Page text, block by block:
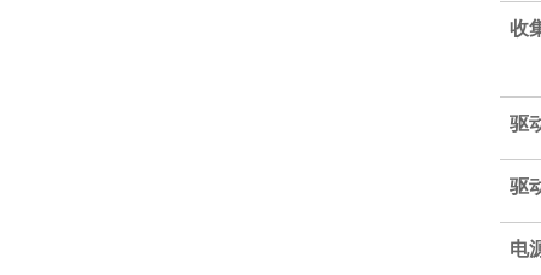
收
驱
驱
电